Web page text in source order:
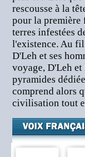
rescousse à la
pour la première
terres infestées
l'existence. Au fil
D'Leh et ses
voyage, D'Leh et
pyramides
comprend alors
civilisation tout